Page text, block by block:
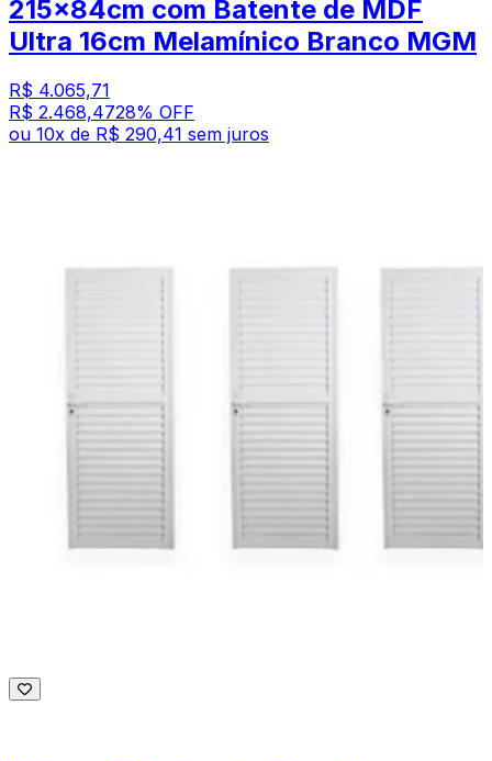
215x84cm com Batente de MDF
Ultra 16cm Melamínico Branco MGM
R$ 4.065,71
R$ 2.468,4728% OFF
ou 10x de R$ 290,41 sem juros